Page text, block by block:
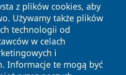
z plików cookies, aby
Używamy także plików
technologii od
w celach
i
Informacje te mogą być
Wszystkie prawa